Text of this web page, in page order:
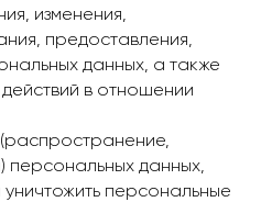
изменения,
предоставления,
данных, а также
в отношении
персональных данных,
персональные